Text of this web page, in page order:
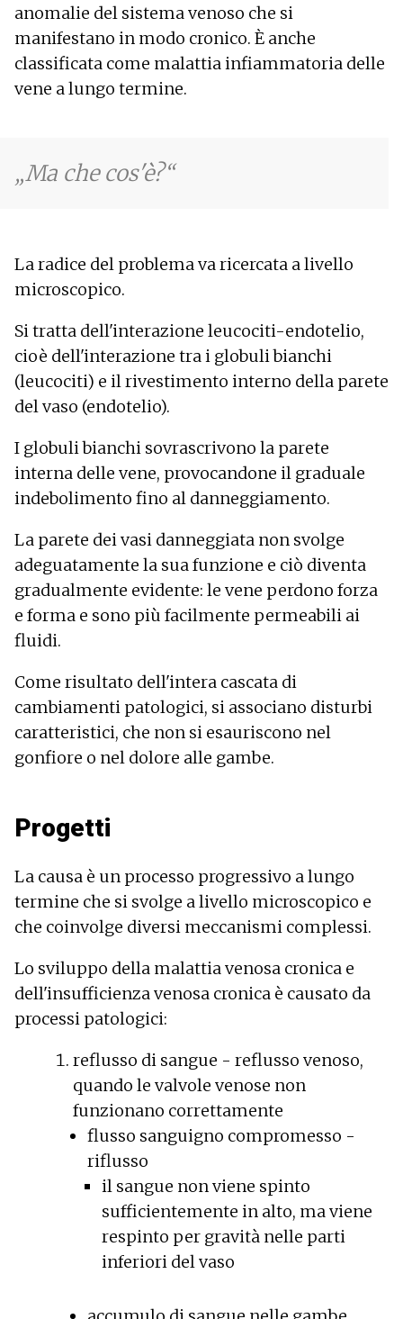
anomalie del sistema venoso che si
manifestano in modo cronico. È anche
classificata come malattia infiammatoria delle
vene a lungo termine.
Ma che cos'è?
La radice del problema va ricercata a livello
microscopico.
Si tratta dell'interazione leucociti-endotelio,
cioè dell'interazione tra i globuli bianchi
(leucociti) e il rivestimento interno della parete
del vaso (endotelio).
I globuli bianchi sovrascrivono la parete
interna delle vene, provocandone il graduale
indebolimento fino al danneggiamento.
La parete dei vasi danneggiata non svolge
adeguatamente la sua funzione e ciò diventa
gradualmente evidente: le vene perdono forza
e forma e sono più facilmente permeabili ai
fluidi.
Come risultato dell'intera cascata di
cambiamenti patologici, si associano disturbi
caratteristici, che non si esauriscono nel
gonfiore o nel dolore alle gambe.
Progetti
La causa è un processo progressivo a lungo
termine che si svolge a livello microscopico e
che coinvolge diversi meccanismi complessi.
Lo sviluppo della malattia venosa cronica e
dell'insufficienza venosa cronica è causato da
processi patologici:
reflusso di sangue - reflusso venoso,
quando le valvole venose non
funzionano correttamente
flusso sanguigno compromesso -
riflusso
il sangue non viene spinto
sufficientemente in alto, ma viene
respinto per gravità nelle parti
inferiori del vaso